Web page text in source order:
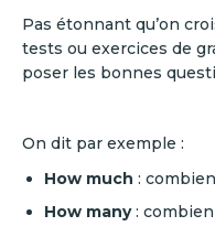
Pas étonnant qu’on
tests ou exercices de
poser les bonnes
On dit par exemple :
How much :
How many: